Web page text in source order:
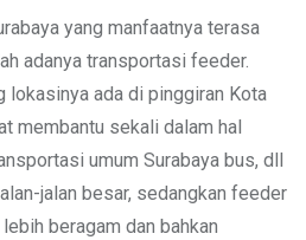
yang manfaatnya terasa
adanya transportasi feeder.
lokasinya ada di pinggiran Kota
membantu sekali dalam hal
umum Surabaya bus, dll
jalan besar, sedangkan feeder
beragam dan bahkan